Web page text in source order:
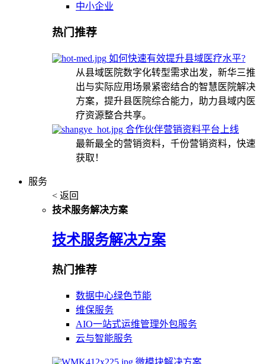
中小企业
热门推荐
如何快速有效提升县域医疗水平?
从县域医院数字化转型需求出发，新华三推
出与实际应用场景紧密结合的智慧医院解决
方案，提升县医院综合能力，助力县域内医
疗资源整合共享。
合作伙伴营销资料平台上线
最新最全的营销资料，千份营销资料，快速
获取！
服务
< 返回
技术服务解决方案
技术服务解决方案
热门推荐
数据中心绿色节能
维保服务
AIO一站式运维管理外包服务
云与智能服务
微模块解决方案